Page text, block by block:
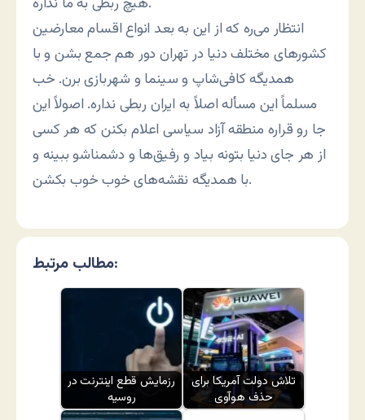
انتظار می‌ره که از این به بعد انواع اقسام معارضین
کشورهای مختلف دنیا در تهران دور هم جمع بشن و با
همدیگه کافی‌شاپ و سینما و شهربازی برن. خب
مسلماً این مسأله اصلاً به ایران ربطی نداره. اصولاً این
جا رو قراره منطقه آزاد سیاسی اعلام بکنن که هر کسی
از هر جای دنیا بتونه بیاد و رفیق‌ها و دشمناشو ببینه و
با همدیگه نقشه‌های خوب خوب بکشن.
مطالب مرتبط:
رزمایش قطع اینترنت در
روسیه
تلاش دولت آمریکا برای
حذف هوآوی